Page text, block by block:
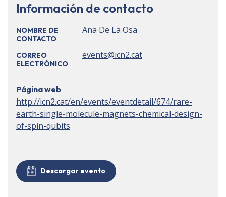
Información de contacto
NOMBRE DE
CONTACTO
Ana De La Osa
CORREO
ELECTRÓNICO
events@icn2.cat
Página web
http://icn2.cat/en/events/eventdetail/674/rare-
earth-single-molecule-magnets-chemical-design-
of-spin-qubits
Descargar evento